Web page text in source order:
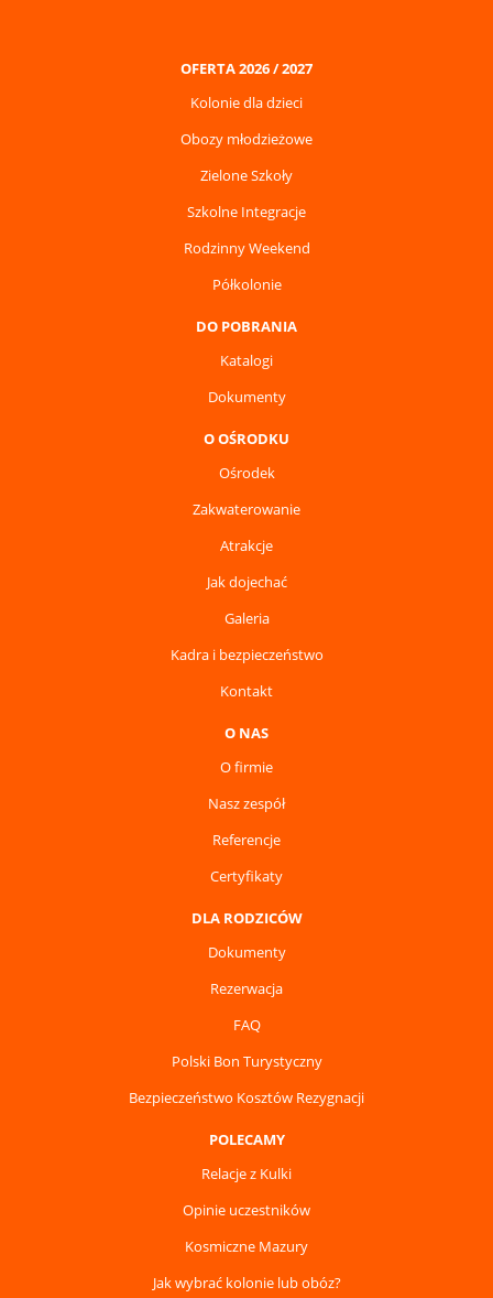
OFERTA 2026 / 2027
Kolonie dla dzieci
Obozy młodzieżowe
Zielone Szkoły
Szkolne Integracje
Rodzinny Weekend
Półkolonie
DO POBRANIA
Katalogi
Dokumenty
O OŚRODKU
Ośrodek
Zakwaterowanie
Atrakcje
Jak dojechać
Galeria
Kadra i bezpieczeństwo
Kontakt
O NAS
O firmie
Nasz zespół
Referencje
Certyfikaty
DLA RODZICÓW
Dokumenty
Rezerwacja
FAQ
Polski Bon Turystyczny
Bezpieczeństwo Kosztów Rezygnacji
POLECAMY
Relacje z Kulki
Opinie uczestników
Kosmiczne Mazury
Jak wybrać kolonie lub obóz?